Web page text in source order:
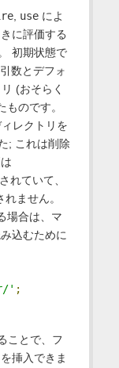
, useによ
に評価する
初期状態で
数とデフォ
(おそらく
のです。
レクトリを
; これは削除
れていて、
ません。
場合は、マ
込むために
' ;
ことで、フ
挿入できま